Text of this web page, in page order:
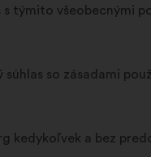
s týmito
súhlas so zásadami
kedykoľvek a bez